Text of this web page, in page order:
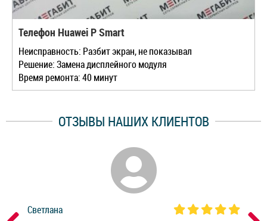
Телефон Huawei P Smart
Неисправность: Разбит экран, не показывал
Решение: Замена дисплейного модуля
Время ремонта: 40 минут
ОТЗЫВЫ НАШИХ КЛИЕНТОВ
Светлана